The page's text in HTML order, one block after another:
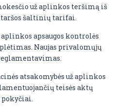
už aplinkos teršimą iš
šaltinių tarifai.
apsaugos kontrolės
Naujas privalomųjų
atsakomybės už aplinkos
teisės aktų